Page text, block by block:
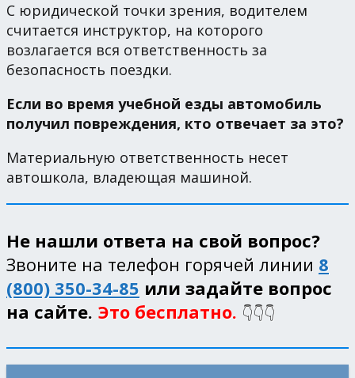
С юридической точки зрения, водителем
считается инструктор, на которого
возлагается вся ответственность за
безопасность поездки.
Если во время учебной езды автомобиль
получил повреждения, кто отвечает за это?
Материальную ответственность несет
автошкола, владеющая машиной.
Не нашли ответа на свой вопрос?
Звоните на телефон горячей линии 8
(800) 350-34-85 или задайте вопрос
на сайте. Это бесплатно. 👇👇👇